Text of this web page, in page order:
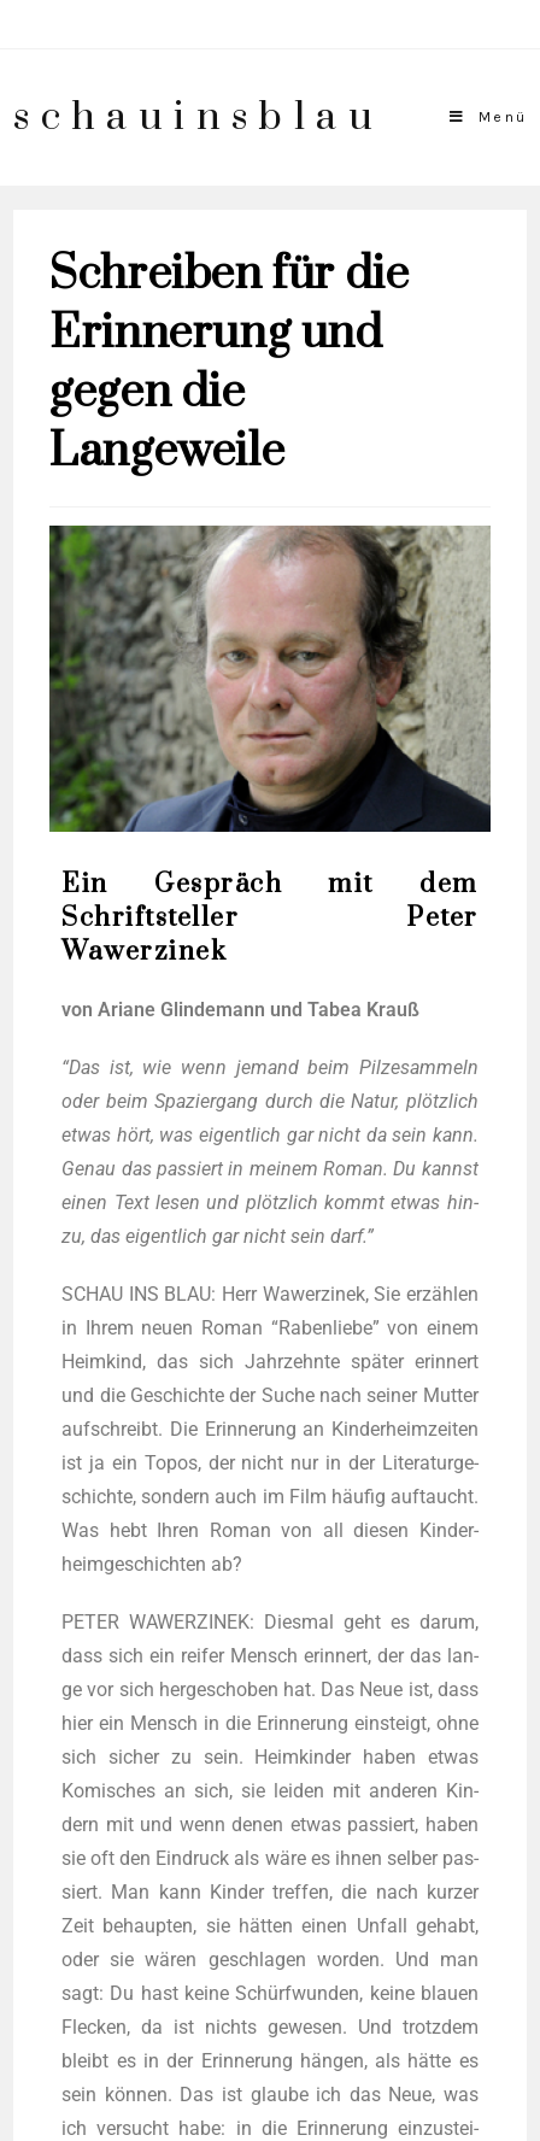
schauinsblau Menü
Schreiben für die
Erinnerung und
gegen die
Langeweile
Ein Gespräch mit dem
Schriftsteller Peter
Wawerzinek
von Aria­ne Glin­de­mann und Tabea Krauß
“Das ist, wie wenn jemand beim Pil­ze­sam­meln
oder beim Spa­zier­gang durch die Natur, plötz­lich
etwas hört, was eigent­lich gar nicht da sein kann.
Genau das pas­siert in mei­nem Roman. Du kannst
einen Text lesen und plötz­lich kommt etwas hin­
zu, das eigent­lich gar nicht sein darf.”
SCHAU INS BLAU: Herr Wawer­zi­nek, Sie erzäh­len
in Ihrem neu­en Roman “Raben­lie­be” von einem
Heim­kind, das sich Jahr­zehn­te spä­ter erin­nert
und die Geschich­te der Suche nach sei­ner Mut­ter
auf­schreibt. Die Erin­ne­rung an Kin­der­heim­zei­ten
ist ja ein Topos, der nicht nur in der Lite­ra­tur­ge­
schich­te, son­dern auch im Film häu­fig auf­taucht.
Was hebt Ihren Roman von all die­sen Kin­der­
heim­ge­schich­ten ab?
PETER WAWERZINEK: Dies­mal geht es dar­um,
dass sich ein rei­fer Mensch erin­nert, der das lan­
ge vor sich her­ge­scho­ben hat. Das Neue ist, dass
hier ein Mensch in die Erin­ne­rung ein­steigt, ohne
sich sicher zu sein. Heim­kin­der haben etwas
Komi­sches an sich, sie lei­den mit ande­ren Kin­
dern mit und wenn denen etwas pas­siert, haben
sie oft den Ein­druck als wäre es ihnen sel­ber pas­
siert. Man kann Kin­der tref­fen, die nach kur­zer
Zeit behaup­ten, sie hät­ten einen Unfall gehabt,
oder sie wären geschla­gen wor­den. Und man
sagt: Du hast kei­ne Schürf­wun­den, kei­ne blau­en
Fle­cken, da ist nichts gewe­sen. Und trotz­dem
bleibt es in der Erin­ne­rung hän­gen, als hät­te es
sein kön­nen. Das ist glau­be ich das Neue, was
ich ver­sucht habe: in die Erin­ne­rung ein­zu­stei­